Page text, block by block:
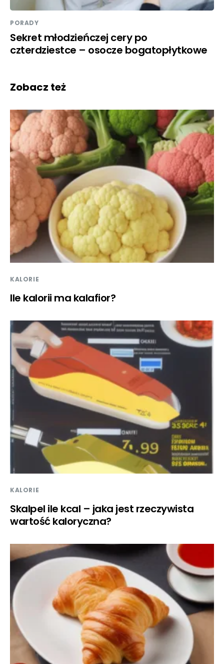
PORADY
Sekret młodzieńczej cery po
czterdziestce – osocze bogatopłytkowe
Zobacz też
KALORIE
Ile kalorii ma kalafior?
KALORIE
Skalpel ile kcal – jaka jest rzeczywista
wartość kaloryczna?